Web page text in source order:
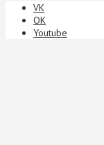
VK
ОК
Youtube